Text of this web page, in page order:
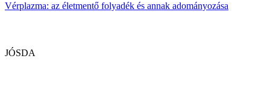
Vérplazma: az életmentő folyadék és annak adományozása
JÓSDA